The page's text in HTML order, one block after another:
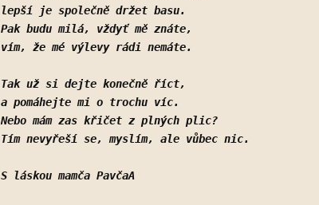
lepší je společně držet basu.
Pak budu milá, vždyť mě znáte,
vím, že mé výlevy rádi nemáte.
Tak už si dejte konečně říct,
a pomáhejte mi o trochu víc.
Nebo mám zas křičet z plných plic?
Tím nevyřeší se, myslím, ale vůbec nic.
S láskou mamča PavčaA